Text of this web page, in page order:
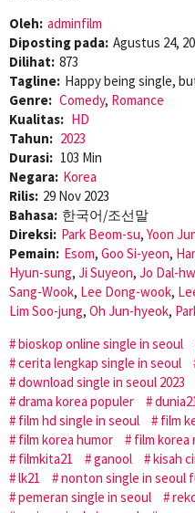
Oleh: adminfilm
Diposting pada: Agustus 24,
Dilihat: 873
Tagline: Happy being single,
Genre: Comedy, Romance
Kualitas: HD
Tahun: 2023
Durasi: 103 Min
Negara: Korea
Rilis: 29 Nov 2023
Bahasa: 한국어/조선말
Direksi: Park Beom-su, Yoon
Pemain: Esom, Goo Si-yeon,
Hyun-sung, Ji Suyeon, Jo Dal-
Sang-Wook, Lee Dong-wook,
Lim Soo-jung, Oh Jun-hyeok,
bioskop online single in seoul
cerita lengkap single in seoul
download single in seoul 2023
drama korea populer
film hd single in seoul
film
film korea humor
film korea
filmkita21
ganool kisah
lk21
nonton single in seoul
pemeran single in seoul